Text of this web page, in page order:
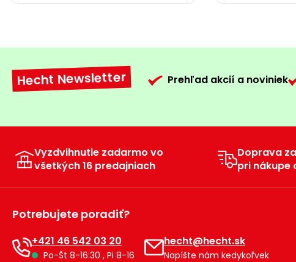
Hecht Newsletter Prehľad akcií a noviniek
Vyzdvihnutie zadarmo vo
všetkých 16 predajniach
Doprava
pri nákupe
Potrebujete poradiť?
+421 46 542 03 20
Po-Št 8-16:30 , Pi 8-16
hecht@hecht.sk
Napíšte nám kedykoľvek